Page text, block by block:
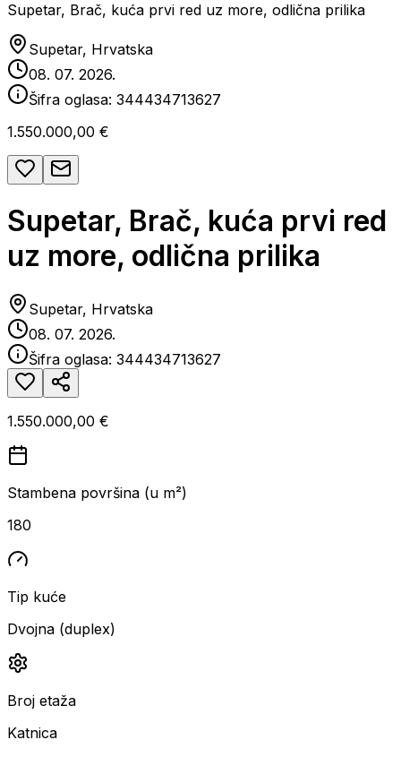
Supetar, Brač, kuća prvi red uz more, odlična prilika
Supetar, Hrvatska
08. 07. 2026.
Šifra oglasa: 344434713627
1.550.000,00 €
Supetar, Brač, kuća prvi red
uz more, odlična prilika
Supetar, Hrvatska
08. 07. 2026.
Šifra oglasa: 344434713627
1.550.000,00 €
Stambena površina (u m²)
180
Tip kuće
Dvojna (duplex)
Broj etaža
Katnica